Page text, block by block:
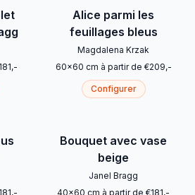
181,-
Alice parmi les
feuillages bleus
Magdalena Krzak
60x60 cm à partir de €209,-
Configurer
181,-
Bouquet avec vase
beige
Janel Bragg
40x60 cm à partir de €181,-